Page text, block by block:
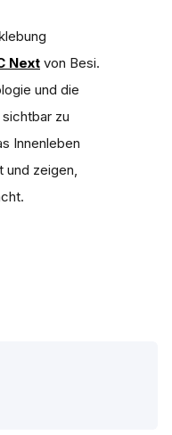
Next von Besi.
und die
zu
Innenleben
und zeigen,